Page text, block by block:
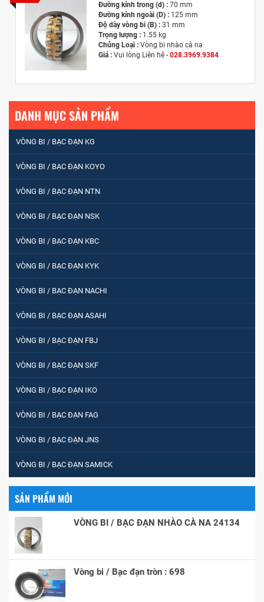
Đường kính trong (d) :70 mm
Đường kính ngoài (D) :125 mm
Độ dày vòng bi (B) :31 mm
Trọng lượng : 1.55 kg
Chủng Loại : Vòng bi nhào cà na
Giá :Vui lòng Liên hệ - 028.3969.9384
DANH MỤC SẢN PHẨM
VÒNG BI / BẠC ĐẠN KG
VÒNG BI / BẠC ĐẠN KOYO
VÒNG BI / BẠC ĐẠN NTN
VÒNG BI / BẠC ĐẠN NSK
VÒNG BI / BẠC ĐẠN KBC
VÒNG BI / BẠC ĐẠN KYK
VÒNG BI / BẠC ĐẠN NACHI
VÒNG BI / BẠC ĐẠN ASAHI
VÒNG BI / BẠC ĐẠN FBJ
VÒNG BI / BẠC ĐẠN SKF
VÒNG BI / BẠC ĐẠN IKO
VÒNG BI / BẠC ĐẠN FAG
VÒNG BI / BẠC ĐẠN JNS
VÒNG BI / BẠC ĐẠN SAMICK
SẢN PHẨM MỚI
VÒNG BI / BẠC ĐẠN NHÀO CÀ NA 24134
Vòng bi / Bạc đạn tròn : 698